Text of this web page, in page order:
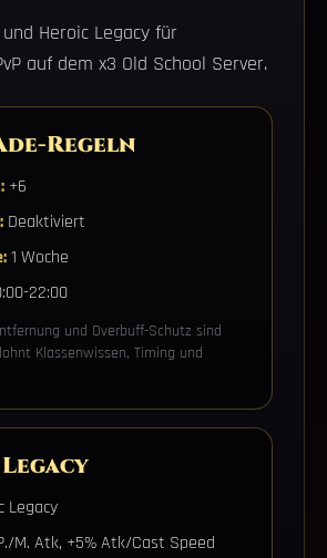
Heroic Legacy für
auf dem x3 Old School Server.
Regeln
+6
Deaktiviert
1 Woche
22:00
und Overbuff-Schutz sind
Klassenwissen, Timing und
Legacy
M. Atk, +5% Atk/Cast Speed